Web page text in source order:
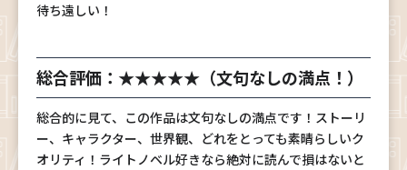
待ち遠しい！
総合評価：★★★★★（文句なしの満点！）
総合的に見て、この作品は文句なしの満点です！ストーリ
ー、キャラクター、世界観、どれをとっても素晴らしいク
オリティ！ライトノベル好きなら絶対に読んで損はないと